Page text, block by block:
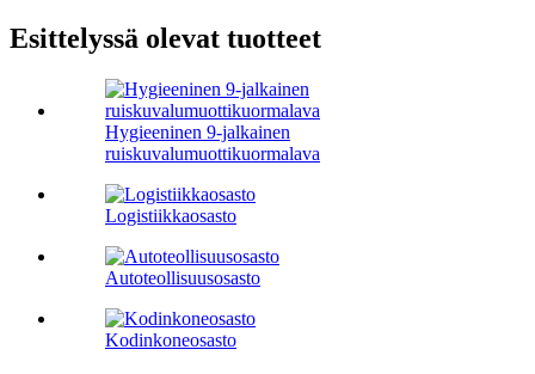
Esittelyssä olevat tuotteet
Hygieeninen 9-jalkainen
ruiskuvalumuottikuormalava
Logistiikkaosasto
Autoteollisuusosasto
Kodinkoneosasto